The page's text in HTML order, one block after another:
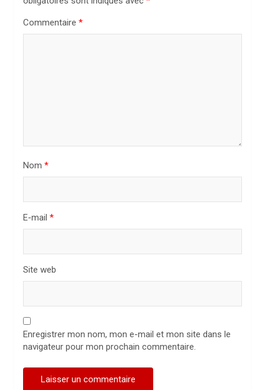
Commentaire *
Nom *
E-mail *
Site web
Enregistrer mon nom, mon e-mail et mon site dans le
navigateur pour mon prochain commentaire.